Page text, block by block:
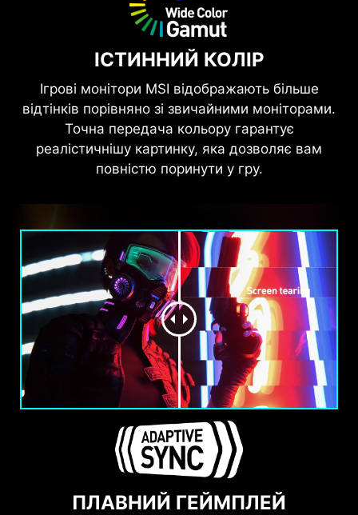
ІСТИННИЙ КОЛІР
Ігрові монітори MSI відображають більше
відтінків порівняно зі звичайними моніторами.
Точна передача кольору гарантує
реалістичнішу картинку, яка дозволяє вам
повністю поринути у гру.
ПЛАВНИЙ ГЕЙМПЛЕЙ